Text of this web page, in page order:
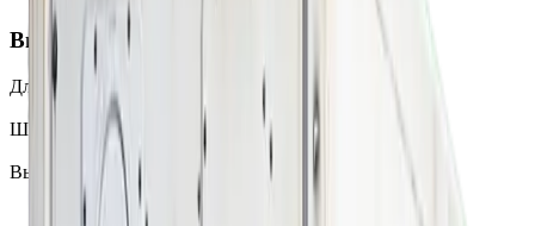
Внешние размеры
Длина
6058 мм
Ширина
2438 мм
Высота
2591 мм